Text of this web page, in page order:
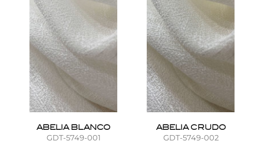
ABELIA BLANCO
GDT-5749-001
ABELIA CRUDO
GDT-5749-002